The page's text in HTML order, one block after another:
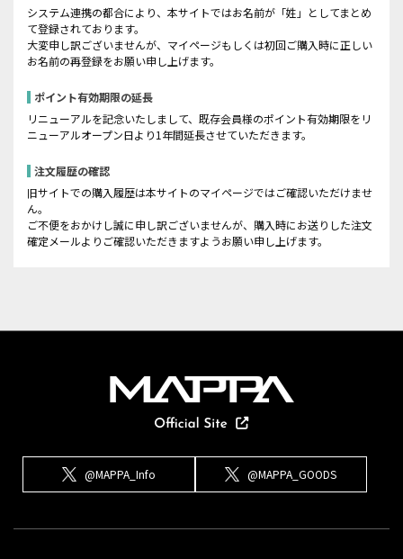
システム連携の都合により、本サイトではお名前が「姓」としてまとめ
て登録されております。
大変申し訳ございませんが、マイページもしくは初回ご購入時に正しい
お名前の再登録をお願い申し上げます。
ポイント有効期限の延長
リニューアルを記念いたしまして、既存会員様のポイント有効期限をリ
ニューアルオープン日より1年間延長させていただきます。
注文履歴の確認
旧サイトでの購入履歴は本サイトのマイページではご確認いただけませ
ん。
ご不便をおかけし誠に申し訳ございませんが、購入時にお送りした注文
確定メールよりご確認いただきますようお願い申し上げます。
@MAPPA_Info @MAPPA_GOODS